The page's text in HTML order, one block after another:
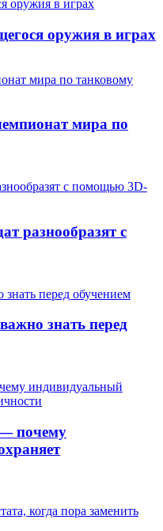
оружия в играх
мира по
разнообразят с
знать перед
почему